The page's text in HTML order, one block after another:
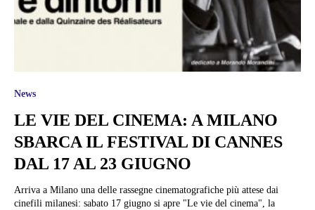
News
LE VIE DEL CINEMA: A MILANO
SBARCA IL FESTIVAL DI CANNES
DAL 17 AL 23 GIUGNO
Arriva a Milano una delle rassegne cinematografiche più attese dai
cinefili milanesi: sabato 17 giugno si apre "Le vie del cinema", la